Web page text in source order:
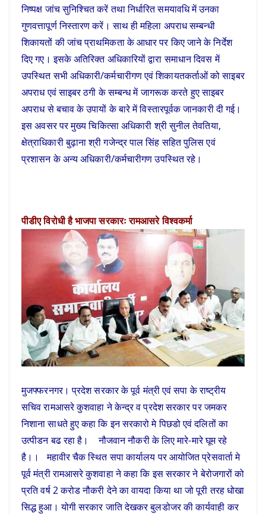
निष्पक्ष जांच सुनिश्चित करें तथा निर्धारित समयावधि में उनका
गुणवत्तापूर्ण निस्तारण करें। साथ ही महिला अपराध सम्बन्धी
शिकायतों की जांच प्राथमिकता के आधार पर किए जाने के निर्देश
दिए गए। इसके अतिरिक्त अधिकारियों द्वारा समाधान दिवस में
उपस्थित सभी अधिकारी/कर्मचारीगण एवं शिकायतकर्ताओं को साइबर
अपराध एवं साइबर ठगी के सम्बन्ध में जागरूक करते हुए साइबर
अपराध से बचाव के उपायों के बारे में विस्तारपूर्वक जानकारी दी गई।
इस अवसर पर मुख्य चिकित्सा अधिकारी श्री सुनील तेवतिया,
क्षेत्राधिकारी बुढ़ाना श्री गजेन्द्र पाल सिंह सहित पुलिस एवं
प्रशासन के अन्य अधिकारी/कर्मचारीगण उपस्थित रहे।
पीडीए विरोधी है भाजपा सरकारः रामआसरे विश्वकर्मा
मुजफ्फरनगर। प्रदेश सरकार के पूर्व मंत्री एवं सपा के राष्ट्रीय
सचिव रामआसरे कुशवाहा ने केन्द्र व प्रदेश सरकार पर जमकर
निशाना साधते हुए कहा कि इन सरकारो मे पिछडो एवं दलितों का
उत्पीडन बढ रहा है। नौजवान नौकरी के लिए मारे-मारे घूम रहे
है।। महावीर चैक स्थित सपा कार्यालय पर आयोजित प्रेसवार्ता मे
पूर्व मंत्री रामआसरे कुशवाहा ने कहा कि इस सरकार ने बेरोजगारों को
प्रति वर्ष 2 करोड नौकरी देने का वायदा किया था जो पूरी तरह धोखा
सिद्ध हुआ। योगी सरकार जाति देखकर बुलडोजर की कार्यवाही कर